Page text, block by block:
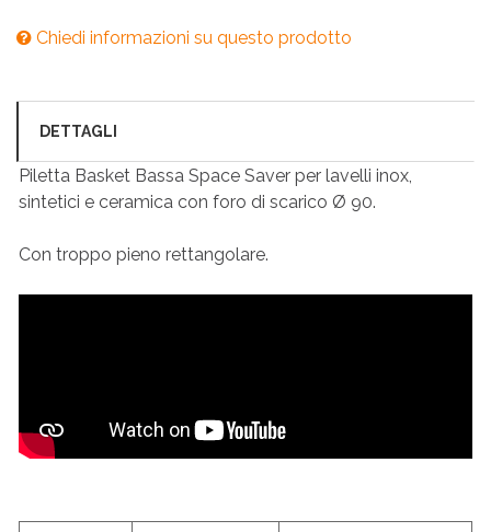
Chiedi informazioni su questo prodotto
DETTAGLI
Piletta Basket Bassa Space Saver per lavelli inox,
sintetici e ceramica con foro di scarico Ø 90.
Con troppo pieno rettangolare.